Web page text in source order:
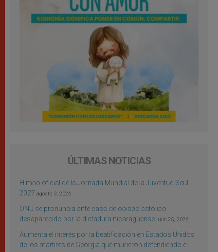
ÚLTIMAS NOTICIAS
Himno oficial de la Jornada Mundial de la Juventud Seúl
2027 agosto 3, 2026
ONU se pronuncia ante caso de obispo católico
desaparecido por la dictadura nicaragüense julio 25, 2026
Aumenta el interés por la beatificación en Estados Unidos
de los mártires de Georgia que murieron defendiendo el